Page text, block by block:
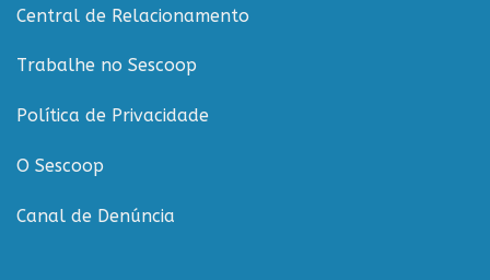
Central de Relacionamento
Trabalhe no Sescoop
Política de Privacidade
O Sescoop
Canal de Denúncia